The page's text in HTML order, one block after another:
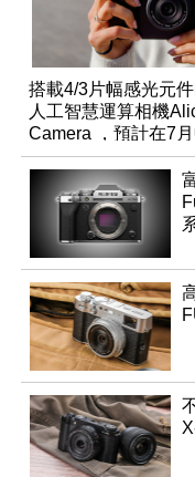
搭載4/3片幅感光元件
人工智慧運算相機
Camera ，預計在7
開始交貨！